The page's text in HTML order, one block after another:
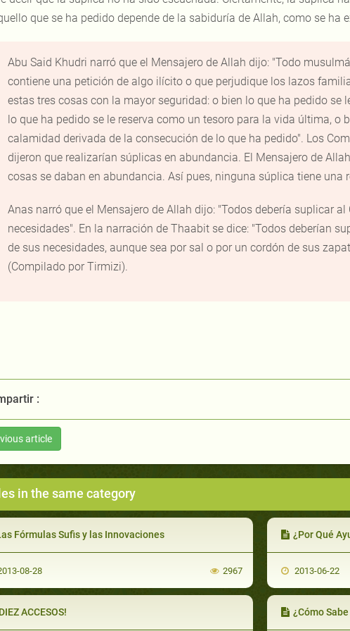
que se ha pedido depende de la sabiduría de Allah, como se ha
Abu Said Khudri narró que el Mensajero de Allah dijo: "Todo
contiene una petición de algo ilícito o que perjudique los lazos
estas tres cosas con la mayor seguridad: o bien lo que ha pedido se
lo que ha pedido se le reserva como un tesoro para la vida última, o
calamidad derivada de la consecución de lo que ha pedido". Los
dijeron que realizarían súplicas en abundancia. El Mensajero de Allah
cosas se daban en abundancia. Así pues, ninguna súplica tiene una
Anas narró que el Mensajero de Allah dijo: "Todos debería suplicar
necesidades". En la narración de Thaabit se dice: "Todos deberían
de sus necesidades, aunque sea por sal o por un cordón de sus
(Compilado por Tirmizi).
:
article
in the same category
Fórmulas Sufis y las Innovaciones
08-28 2967
¿Por Qué
2013-06-22
ACCESOS! ¿Cómo Sabe un